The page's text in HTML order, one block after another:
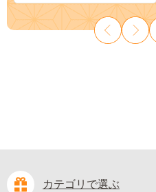
ット ぶどう ブドウ 葡萄 大粒
種なし 先行予約 富士川町
10000円 一万円 9000円 九千円
カテゴリで選ぶ